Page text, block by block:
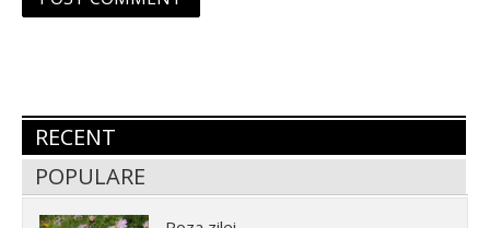
RECENT
POPULARE